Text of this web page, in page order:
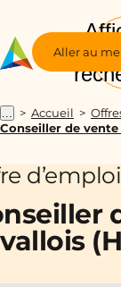
Aller au
... Accueil
Conseiller de